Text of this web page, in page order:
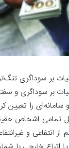
بر سوداگری
بر سوداگری و
و سامانه‌ای را
اشخاص
اعم از انتفاعی و